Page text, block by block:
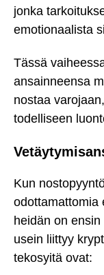
jonka
emotionaalista
Tässä
ansainneensa
nostaa
todelliseen
Kun
odottamattomia
heidän on
usein liittyy
tekosyitä ovat: